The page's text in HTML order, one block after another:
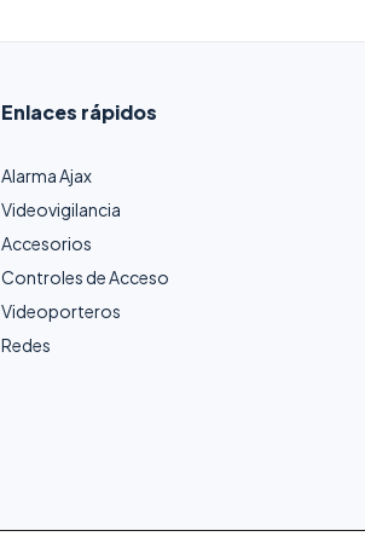
Enlaces rápidos
Alarma Ajax
Videovigilancia
Accesorios
Controles de Acceso
Videoporteros
Redes